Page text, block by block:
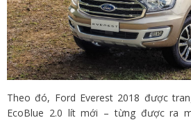
Theo đó, Ford Everest 2018 được
EcoBlue 2.0 lít mới – từng được ra